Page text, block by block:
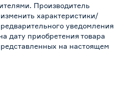
Производитель
характеристики/
уведомления
дату приобретения товара
на настоящем